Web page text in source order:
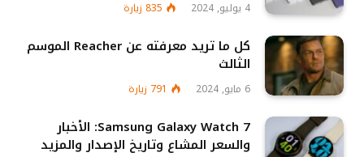
4 يوليو, 2024 835 زيارة
كل ما تريد معرفته عن Reacher الموسم
الثالث
6 مايو, 2024 791 زيارة
Samsung Galaxy Watch 7: الأخبار
والسعر المشاع وتاريخ الإصدار والمزيد